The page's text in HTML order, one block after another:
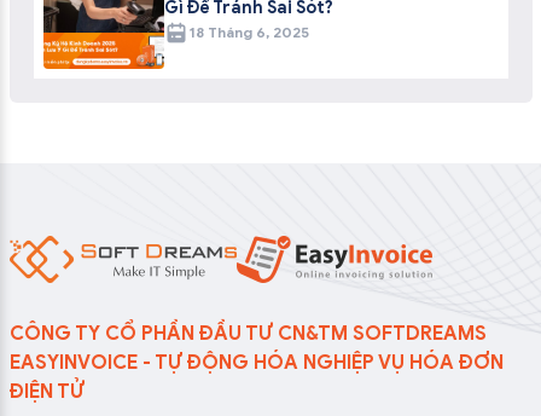
Gì Để Tránh Sai Sót?
18 Tháng 6, 2025
CÔNG TY CỔ PHẦN ĐẦU TƯ CN&TM SOFTDREAMS
EASYINVOICE - TỰ ĐỘNG HÓA NGHIỆP VỤ HÓA ĐƠN
ĐIỆN TỬ